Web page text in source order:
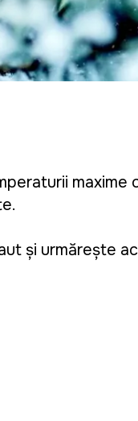
maxime
și urmărește